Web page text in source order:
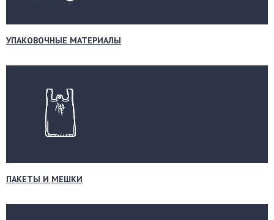
УПАКОВОЧНЫЕ МАТЕРИАЛЫ
ПАКЕТЫ И МЕШКИ